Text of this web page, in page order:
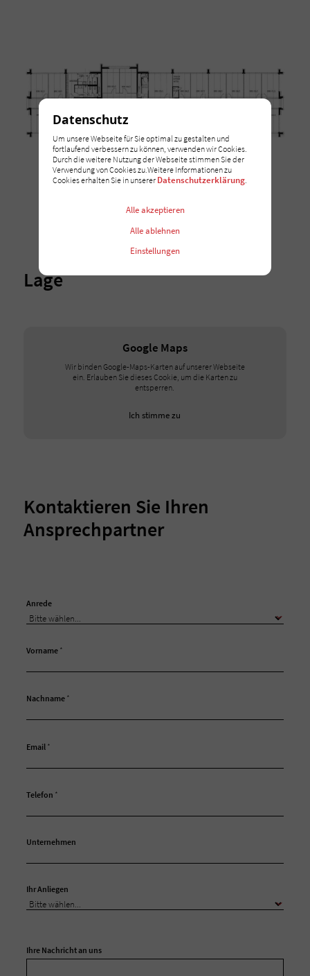
Lage
Google Maps
Wir binden Google-Maps-Karten auf unserer Webseite
ein. Erlauben Sie dieses Cookie, um die Karten zu
entsperren.
Ich stimme zu
Kontaktieren Sie Ihren
Ansprechpartner
Anrede
Vorname *
Nachname *
Email *
Telefon *
Unternehmen
Ihr Anliegen
Ihre Nachricht an uns
Datenschutz
Um unsere Webseite für Sie optimal zu gestalten und
fortlaufend verbessern zu können, verwenden wir Cookies.
Durch die weitere Nutzung der Webseite stimmen Sie der
Verwendung von Cookies zu.Weitere Informationen zu
Cookies erhalten Sie in unserer Datenschutzerklärung.
Einstellungen
Alle ablehnen
Alle akzeptieren